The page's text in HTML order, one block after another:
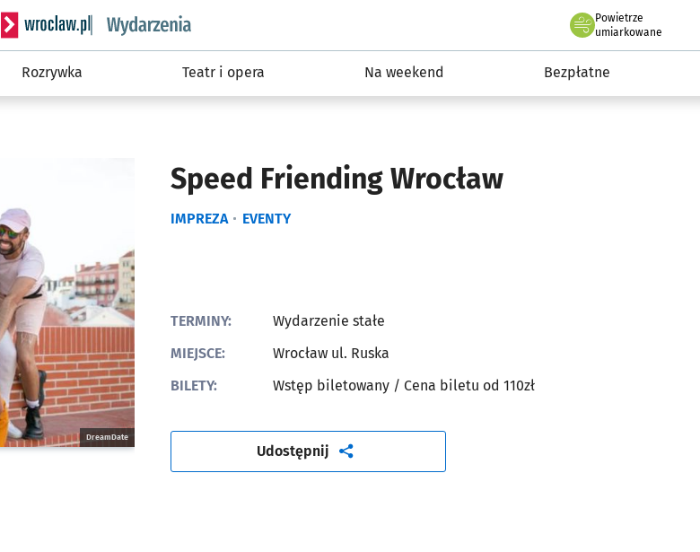
Serwis informacyjny wroclaw.pl podserwis: Wydarzenia
Powietrze
we Wrocławiu
umiarkowane
Rozrywka Teatr i opera Na weekend Bezpłatne
Speed Friending Wrocław
IMPREZA EVENTY
DreamDate
TERMINY:
Wydarzenie stałe
MIEJSCE:
Wrocław ul. Ruska
BILETY:
Wstęp biletowany / Cena biletu od 110zł
Udostępnijartykuł